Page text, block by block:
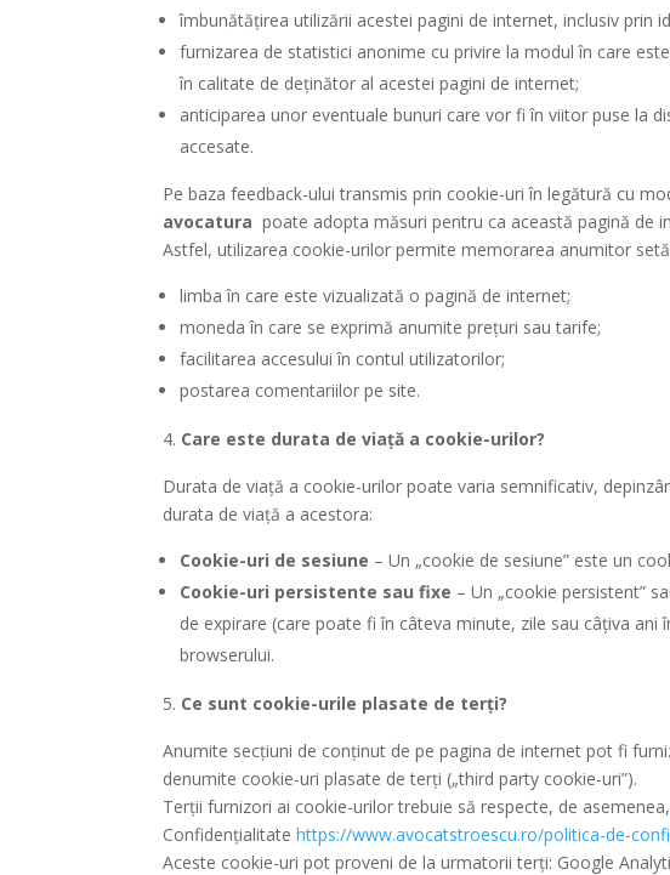
îmbunătățirea utilizării acestei pagini de internet, inclusiv
furnizarea de statistici anonime cu privire la modul în care
în calitate de deținător al acestei pagini de internet;
anticiparea unor eventuale bunuri care vor fi în viitor puse la
accesate.
Pe baza feedback-ului transmis prin cookie-uri în legătură cu
avocatura poate adopta măsuri pentru ca această pagină de
Astfel, utilizarea cookie-urilor permite memorarea anumitor
limba în care este vizualizată o pagină de internet;
moneda în care se exprimă anumite prețuri sau tarife;
facilitarea accesului în contul utilizatorilor;
postarea comentariilor pe site.
Care este durata de viață a cookie-urilor?
Durata de viață a cookie-urilor poate varia semnificativ,
durata de viață a acestora:
Cookie-uri de sesiune – Un „cookie de sesiune” este un
Cookie-uri persistente sau fixe – Un „cookie persistent”
de expirare (care poate fi în câteva minute, zile sau câțiva
browserului.
Ce sunt cookie-urile plasate de terți?
Anumite secțiuni de conținut de pe pagina de internet pot fi
denumite cookie-uri plasate de terți („third party cookie-uri”).
Terții furnizori ai cookie-urilor trebuie să respecte, de
Confidențialitate https://www.avocatstroescu.ro/politica-de-
Aceste cookie-uri pot proveni de la urmatorii terți: Google